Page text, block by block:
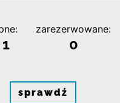
zarezerwowane:
0
sprawdź